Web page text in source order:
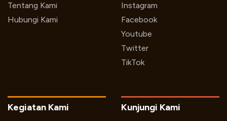
Tentang Kami
Hubungi Kami
Instagram
Facebook
Youtube
Twitter
TikTok
Kegiatan Kami Kunjungi Kami